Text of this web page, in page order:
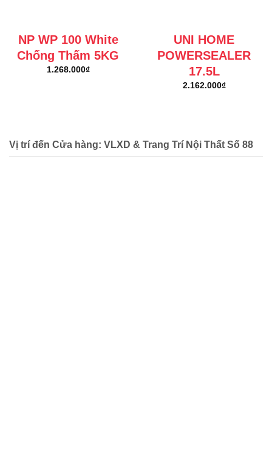
NP WP 100 White
Chống Thấm 5KG
1.268.000₫
UNI HOME
POWERSEALER
17.5L
2.162.000₫
Vị trí đến Cửa hàng: VLXD & Trang Trí Nội Thất Số 88